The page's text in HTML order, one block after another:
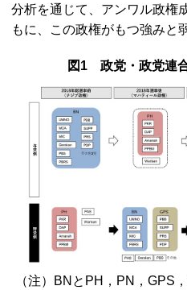
分析を通じて、アンワル政権
もに、この政権がもつ強みと
図1 政党・政党連
（注） BN と PH，PN，GPS